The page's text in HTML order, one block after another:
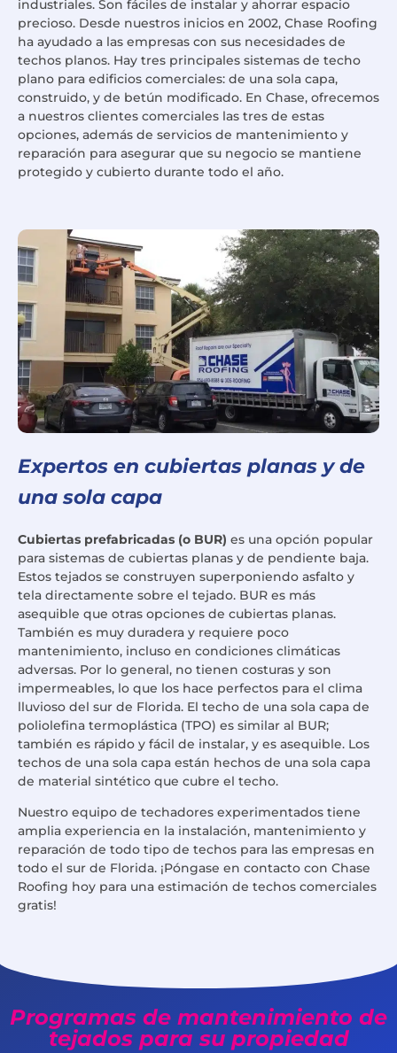
industriales. Son fáciles de instalar y ahorrar espacio
precioso. Desde nuestros inicios en 2002, Chase Roofing
ha ayudado a las empresas con sus necesidades de
techos planos. Hay tres principales sistemas de techo
plano para edificios comerciales: de una sola capa,
construido, y de betún modificado. En Chase, ofrecemos
a nuestros clientes comerciales las tres de estas
opciones, además de servicios de mantenimiento y
reparación para asegurar que su negocio se mantiene
protegido y cubierto durante todo el año.
Expertos en cubiertas planas y de
una sola capa
Cubiertas prefabricadas (o BUR) es una opción popular
para sistemas de cubiertas planas y de pendiente baja.
Estos tejados se construyen superponiendo asfalto y
tela directamente sobre el tejado. BUR es más
asequible que otras opciones de cubiertas planas.
También es muy duradera y requiere poco
mantenimiento, incluso en condiciones climáticas
adversas. Por lo general, no tienen costuras y son
impermeables, lo que los hace perfectos para el clima
lluvioso del sur de Florida. El techo de una sola capa de
poliolefina termoplástica (TPO) es similar al BUR;
también es rápido y fácil de instalar, y es asequible. Los
techos de una sola capa están hechos de una sola capa
de material sintético que cubre el techo.
Nuestro equipo de techadores experimentados tiene
amplia experiencia en la instalación, mantenimiento y
reparación de todo tipo de techos para las empresas en
todo el sur de Florida. ¡Póngase en contacto con Chase
Roofing hoy para una estimación de techos comerciales
gratis!
Programas de mantenimiento de
tejados para su propiedad